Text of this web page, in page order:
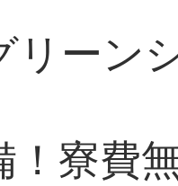
リーン
！寮費